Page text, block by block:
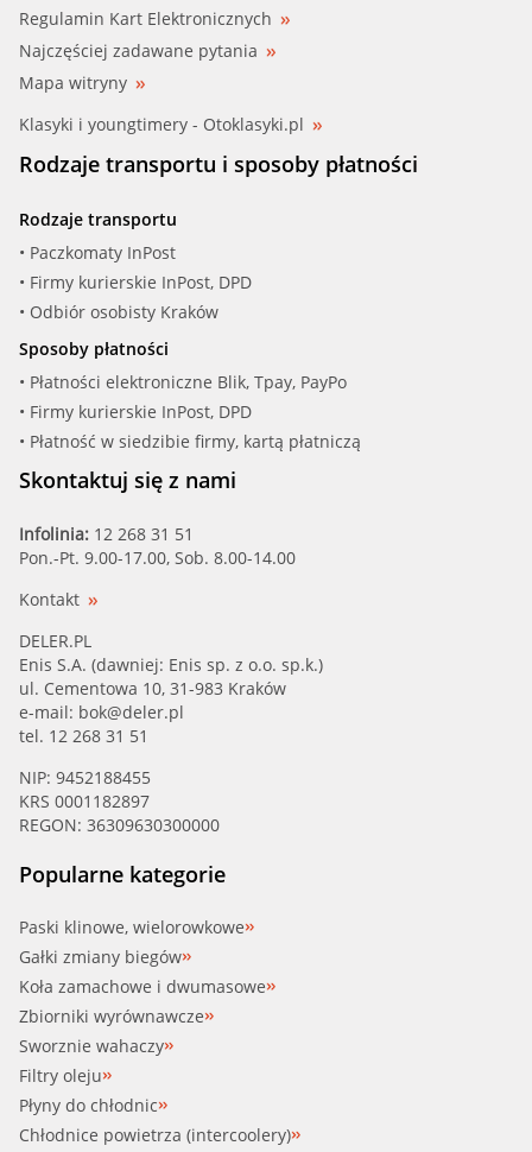
Regulamin Kart Elektronicznych
Najczęściej zadawane pytania
Mapa witryny
Klasyki i youngtimery - Otoklasyki.pl
Rodzaje transportu i sposoby płatności
Rodzaje transportu
• Paczkomaty InPost
• Firmy kurierskie InPost, DPD
• Odbiór osobisty Kraków
Sposoby płatności
• Płatności elektroniczne Blik, Tpay, PayPo
• Firmy kurierskie InPost, DPD
• Płatność w siedzibie firmy, kartą płatniczą
Skontaktuj się z nami
Infolinia: 12 268 31 51
Pon.-Pt. 9.00-17.00, Sob. 8.00-14.00
Kontakt
DELER.PL
Enis S.A. (dawniej: Enis sp. z o.o. sp.k.)
ul. Cementowa 10, 31-983 Kraków
e-mail: bok@deler.pl
tel. 12 268 31 51
NIP: 9452188455
KRS 0001182897
REGON: 36309630300000
Popularne kategorie
Paski klinowe, wielorowkowe
Gałki zmiany biegów
Koła zamachowe i dwumasowe
Zbiorniki wyrównawcze
Sworznie wahaczy
Filtry oleju
Płyny do chłodnic
Chłodnice powietrza (intercoolery)